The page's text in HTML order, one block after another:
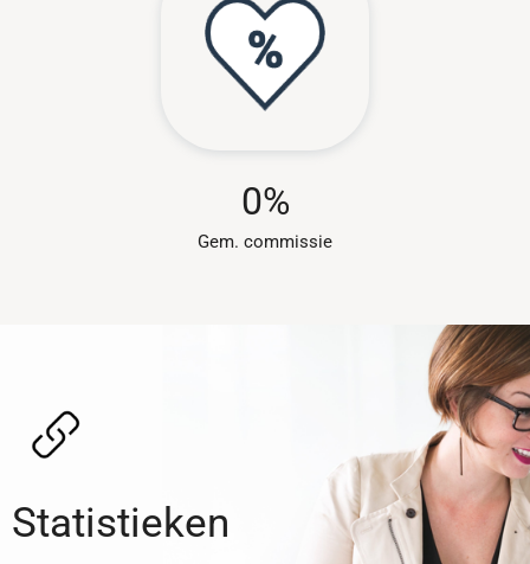
Gem. commissie
0%
Statistieken